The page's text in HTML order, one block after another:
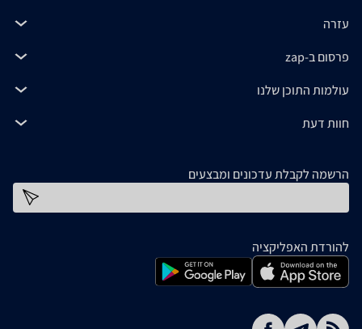
עזרה
פרסום ב-zap
עולמות התוכן שלנו
חוות דעת
הרשמה לקבלת עדכונים ומבצעים
להורדת האפליקציה